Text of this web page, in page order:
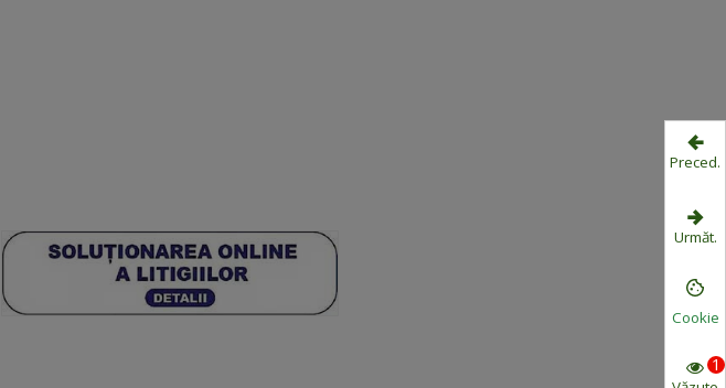
Preced.
Următ.
Cookie
1